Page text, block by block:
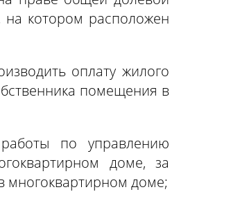
на котором расположен
оплату жилого
помещения в
по управлению
доме, за
многоквартирном доме;